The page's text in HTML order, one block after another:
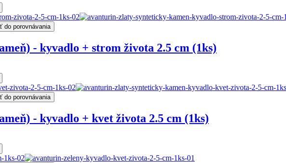
do porovnávania
- kyvadlo + strom života 2.5 cm (1ks)
do porovnávania
- kyvadlo + kvet života 2.5 cm (1ks)